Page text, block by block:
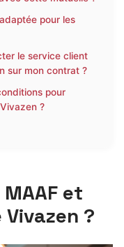
pour les
le service client
sur mon contrat ?
pour
?
et
?